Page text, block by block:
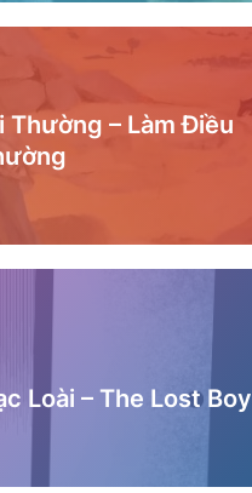
– Làm Điều
Loài – The Lost Boy